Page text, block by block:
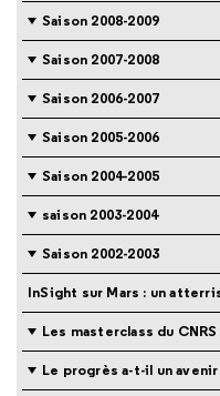
Saison 2008-2009
Saison 2007-2008
Saison 2006-2007
Saison 2005-2006
Saison 2004-2005
saison 2003-2004
Saison 2002-2003
InSight sur Mars : un
Les masterclass du CNRS
Le progrès a-t-il un avenir